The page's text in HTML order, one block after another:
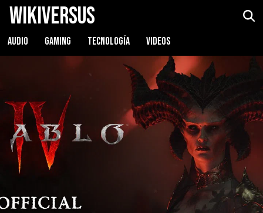
WikiVersus
AUDIO GAMING TECNOLOGÍA VIDEOS